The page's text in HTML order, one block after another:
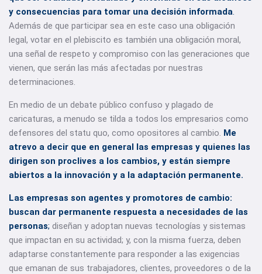
y consecuencias para tomar una decisión informada.
Además de que participar sea en este caso una obligación
legal, votar en el plebiscito es también una obligación moral,
una señal de respeto y compromiso con las generaciones que
vienen, que serán las más afectadas por nuestras
determinaciones.
En medio de un debate público confuso y plagado de
caricaturas, a menudo se tilda a todos los empresarios como
defensores del statu quo, como opositores al cambio. Me
atrevo a decir que en general las empresas y quienes las
dirigen son proclives a los cambios, y están siempre
abiertos a la innovación y a la adaptación permanente.
Las empresas son agentes y promotores de cambio:
buscan dar permanente respuesta a necesidades de las
personas; diseñan y adoptan nuevas tecnologías y sistemas
que impactan en su actividad; y, con la misma fuerza, deben
adaptarse constantemente para responder a las exigencias
que emanan de sus trabajadores, clientes, proveedores o de la